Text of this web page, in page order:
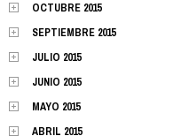
OCTUBRE 2015
SEPTIEMBRE 2015
JULIO 2015
JUNIO 2015
MAYO 2015
ABRIL 2015